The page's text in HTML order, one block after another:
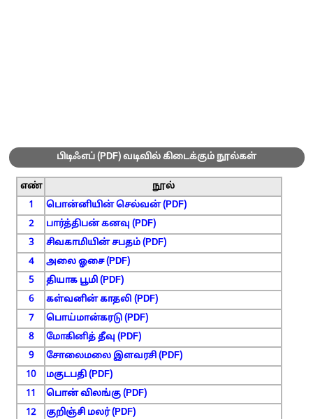
பிடிஃஎப் (PDF) வடிவில் கிடைக்கும் நூல்கள்
எண்
நூல்
1
பொன்னியின் செல்வன் (PDF)
2
பார்த்திபன் கனவு (PDF)
3
சிவகாமியின் சபதம் (PDF)
4
அலை ஓசை (PDF)
5
தியாக பூமி (PDF)
6
கள்வனின் காதலி (PDF)
7
பொய்மான்கரடு (PDF)
8
மோகினித் தீவு (PDF)
9
சோலைமலை இளவரசி (PDF)
10
மகுடபதி (PDF)
11
பொன் விலங்கு (PDF)
12
குறிஞ்சி மலர் (PDF)